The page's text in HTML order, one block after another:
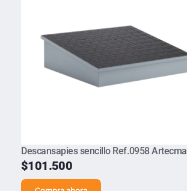
Descansapies sencillo Ref.0958 Artecma
$101.500